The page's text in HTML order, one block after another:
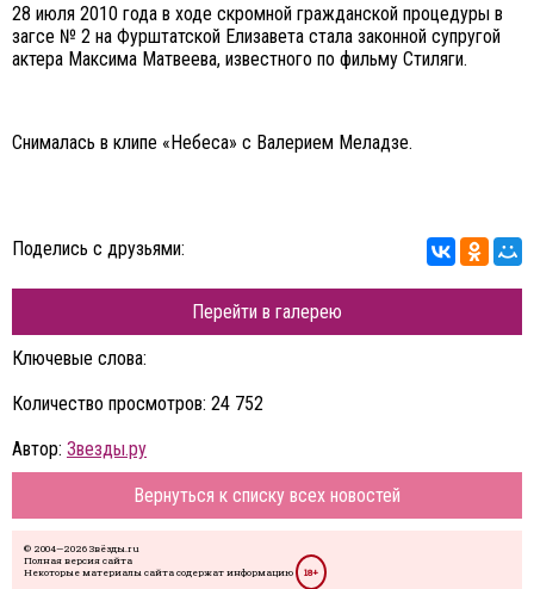
28 июля 2010 года в ходе скромной гражданской процедуры в
загсе № 2 на Фурштатской Елизавета стала законной супругой
актера Максима Матвеева, известного по фильму Стиляги.
Снималась в клипе «Небеса» с Валерием Меладзе.
Поделись с друзьями:
Перейти в галерею
Ключевые слова:
Количество просмотров: 24 752
Автор: Звезды.ру
Вернуться к списку всех новостей
© 2004—2026 Звёзды.ru
Полная версия сайта
Некоторые материалы сайта содержат информацию
18+